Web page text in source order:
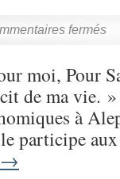
fermés
moi, Pour
de ma vie.
à
participe
→